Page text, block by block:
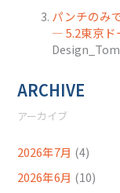
パンチのみ
― 5.2東京ド
ARCHIVE
アーカイブ
2026年7月 (4)
2026年6月 (10)